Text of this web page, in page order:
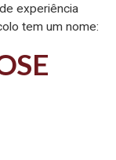
experiência
tem um nome: